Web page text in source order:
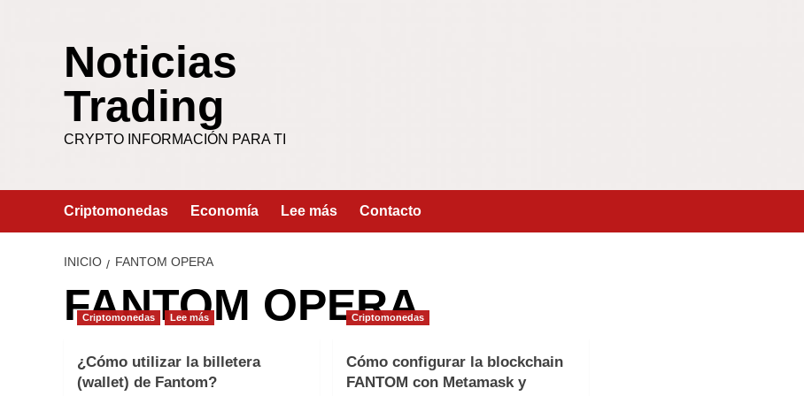
Noticias
Trading
CRYPTO INFORMACIÓN PARA TI
Criptomonedas Economía Lee más Contacto
INICIO FANTOM OPERA
FANTOM OPERA
Criptomonedas Lee más
¿Cómo utilizar la billetera
(wallet) de Fantom?
Criptomonedas
Cómo configurar la blockchain
FANTOM con Metamask y